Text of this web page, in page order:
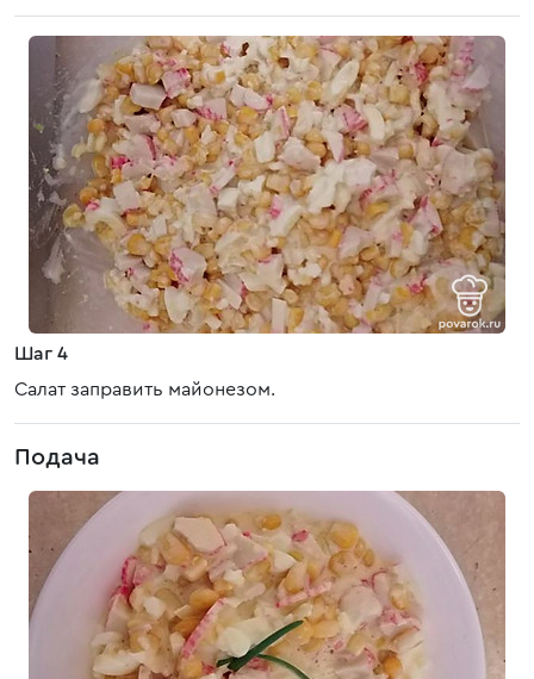
Шаг 4
Салат заправить майонезом.
Подача